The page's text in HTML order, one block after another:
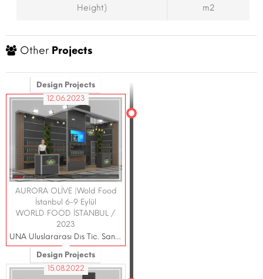
Height)
m2
Other Projects
Design Projects
12.06.2023
AURORA OLİVE |Wold Food
İstanbul 6-9 Eylül
WORLD FOOD İSTANBUL /
2023
UNA Uluslararası Dıs Tic. San. Ve Tic. Ltd. Sti.
Design Projects
15.08.2022